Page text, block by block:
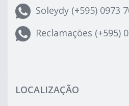
Soleydy (+595) 0973
Reclamações (+595)
LOCALIZAÇÃO